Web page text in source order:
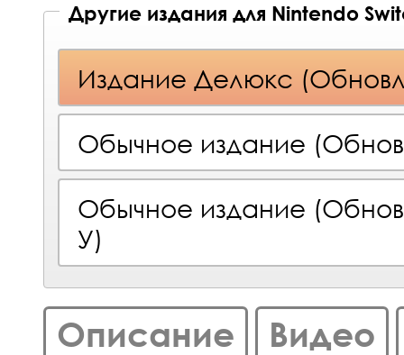
Другие издания для Nintendo
Издание Делюкс
Обычное издание
Обычное издание
У)
Описание Видео